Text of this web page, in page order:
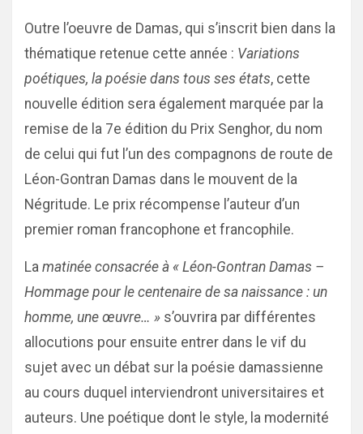
Outre l’oeuvre de Damas, qui s’inscrit bien dans la
thématique retenue cette année : Variations
poétiques, la poésie dans tous ses états, cette
nouvelle édition sera également marquée par la
remise de la 7e édition du Prix Senghor, du nom
de celui qui fut l’un des compagnons de route de
Léon-Gontran Damas dans le mouvent de la
Négritude. Le prix récompense l’auteur d’un
premier roman francophone et francophile.
La matinée consacrée à « Léon-Gontran Damas –
Hommage pour le centenaire de sa naissance : un
homme, une œuvre… » s’ouvrira par différentes
allocutions pour ensuite entrer dans le vif du
sujet avec un débat sur la poésie damassienne
au cours duquel interviendront universitaires et
auteurs. Une poétique dont le style, la modernité